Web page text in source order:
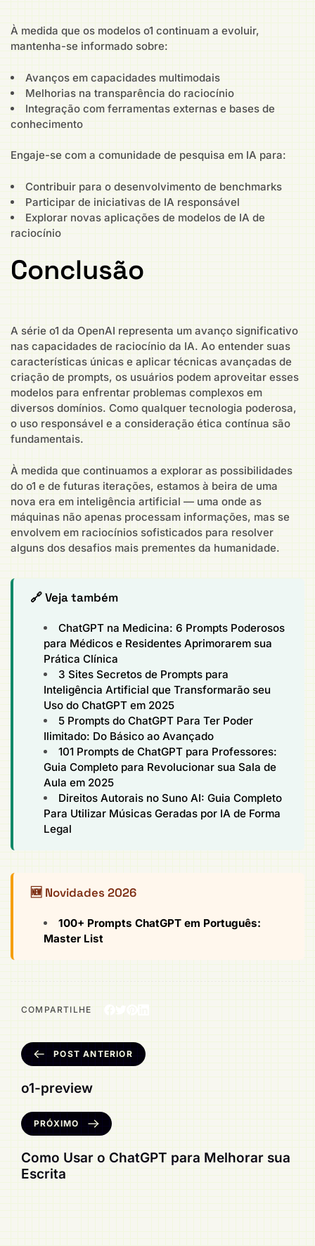
À medida que os modelos o1 continuam a evoluir,
mantenha-se informado sobre:
Avanços em capacidades multimodais
Melhorias na transparência do raciocínio
Integração com ferramentas externas e bases de
conhecimento
Engaje-se com a comunidade de pesquisa em IA para:
Contribuir para o desenvolvimento de benchmarks
Participar de iniciativas de IA responsável
Explorar novas aplicações de modelos de IA de
raciocínio
Conclusão
A série o1 da OpenAI representa um avanço significativo
nas capacidades de raciocínio da IA. Ao entender suas
características únicas e aplicar técnicas avançadas de
criação de prompts, os usuários podem aproveitar esses
modelos para enfrentar problemas complexos em
diversos domínios. Como qualquer tecnologia poderosa,
o uso responsável e a consideração ética contínua são
fundamentais.
À medida que continuamos a explorar as possibilidades
do o1 e de futuras iterações, estamos à beira de uma
nova era em inteligência artificial — uma onde as
máquinas não apenas processam informações, mas se
envolvem em raciocínios sofisticados para resolver
alguns dos desafios mais prementes da humanidade.
🔗 Veja também
ChatGPT na Medicina: 6 Prompts Poderosos
para Médicos e Residentes Aprimorarem sua
Prática Clínica
3 Sites Secretos de Prompts para
Inteligência Artificial que Transformarão seu
Uso do ChatGPT em 2025
5 Prompts do ChatGPT Para Ter Poder
Ilimitado: Do Básico ao Avançado
101 Prompts de ChatGPT para Professores:
Guia Completo para Revolucionar sua Sala de
Aula em 2025
Direitos Autorais no Suno AI: Guia Completo
Para Utilizar Músicas Geradas por IA de Forma
Legal
🆕 Novidades 2026
100+ Prompts ChatGPT em Português:
Master List
COMPARTILHE
POST ANTERIOR
o1-preview
PRÓXIMO
Como Usar o ChatGPT para Melhorar sua
Escrita